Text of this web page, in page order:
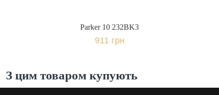
Parker 10 232BK3
911 грн
З цим товаром купують